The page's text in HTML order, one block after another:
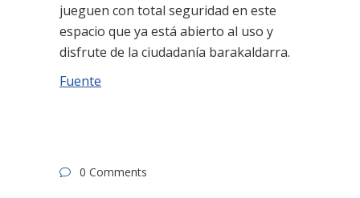
jueguen con total seguridad en este
espacio que ya está abierto al uso y
disfrute de la ciudadanía barakaldarra.
Fuente
0 Comments